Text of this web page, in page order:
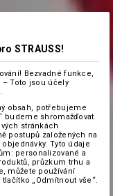
STRAUSS!
Bezvadné funkce,
– Toto jsou účely
obsah, potřebujeme
budeme shromažďovat
stránkách
postupů založených na
Tyto údaje
personalizované a
průzkum trhu a
můžete používání
„Odmítnout vše“.